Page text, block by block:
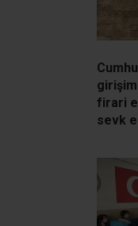
firari
sevk